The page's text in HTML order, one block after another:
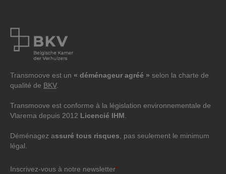
Transmoove est un « déménageur agréé » selon la charte de
qualité de BKV.
Transmoove est conforme à la législation environnementale de
Vlarema depuis 2012 Licencié IHM.
Déménagez assuré tous risques, pas seulement le minimum
légal.